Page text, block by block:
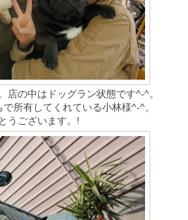
店の中はドッグラン状態です^-^。
所有してくれている小林様^-^。
うございます。!